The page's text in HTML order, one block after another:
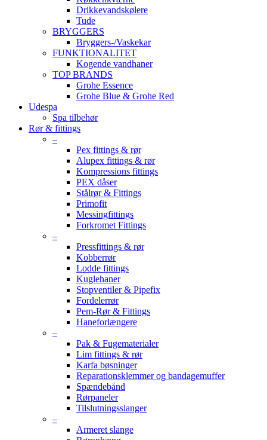
Drikkevandskølere
Tude
BRYGGERS
Bryggers-/Vaskekar
FUNKTIONALITET
Kogende vandhaner
TOP BRANDS
Grohe Essence
Grohe Blue & Grohe Red
Udespa
Spa tilbehør
Rør & fittings
–
Pex fittings & rør
Alupex fittings & rør
Kompressions fittings
PEX dåser
Stålrør & Fittings
Primofit
Messingfittings
Forkromet Fittings
–
Pressfittings & rør
Kobberrør
Lodde fittings
Kuglehaner
Stopventiler & Pipefix
Fordelerrør
Pem-Rør & Fittings
Haneforlængere
–
Pak & Fugematerialer
Lim fittings & rør
Karfa bøsninger
Reparationsklemmer og bandagemuffer
Spændebånd
Rørpaneler
Tilslutningsslanger
–
Armeret slange